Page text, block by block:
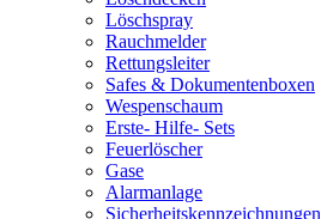
Löschspray
Rauchmelder
Rettungsleiter
Safes & Dokumentenboxen
Wespenschaum
Erste- Hilfe- Sets
Feuerlöscher
Gase
Alarmanlage
Sicherheitskennzeichnungen